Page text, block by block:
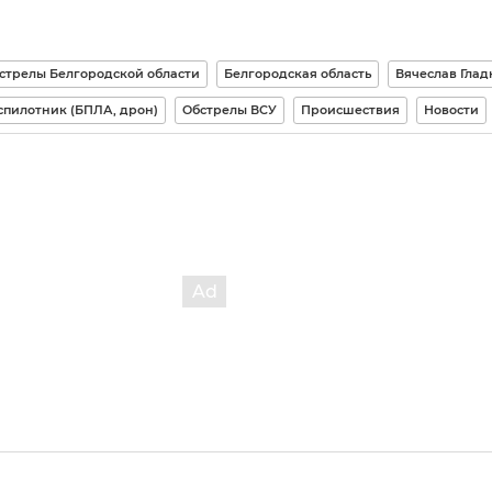
Белгородской области Белгородская область Вячеслав
(БПЛА, дрон) Обстрелы ВСУ Происшествия Новости